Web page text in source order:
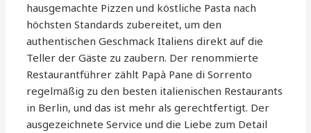
hausgemachte Pizzen und köstliche Pasta nach
höchsten Standards zubereitet, um den
authentischen Geschmack Italiens direkt auf die
Teller der Gäste zu zaubern. Der renommierte
Restaurantführer zählt Papà Pane di Sorrento
regelmäßig zu den besten italienischen Restaurants
in Berlin, und das ist mehr als gerechtfertigt. Der
ausgezeichnete Service und die Liebe zum Detail